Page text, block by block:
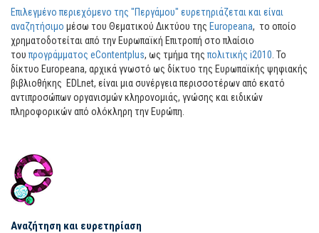
Επιλεγμένο περιεχόμενο της "Περγάμου" ευρετηριάζεται και είναι
αναζητήσιμο μέσω του Θεματικού Δικτύου της Europeana, το οποίο
χρηματοδοτείται από την Ευρωπαϊκή Επιτροπή στο πλαίσιο
τουπρογράμματος eContentplus, ως τμήμα τηςπολιτικής i2010 . Το
δίκτυο Europeana, αρχικά γνωστό ως δίκτυο της Ευρωπαϊκής ψηφιακής
βιβλιοθήκης EDLnet, είναι μια συνέργεια περισσοτέρων από εκατό
αντιπροσώπων οργανισμών κληρονομιάς, γνώσης και ειδικών
πληροφορικών από ολόκληρη την Ευρώπη.
Αναζήτηση και ευρετηρίαση